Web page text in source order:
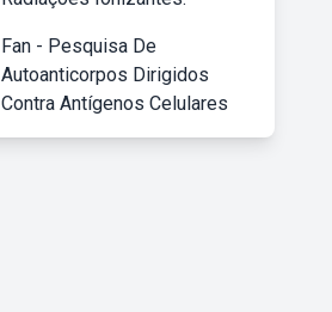
Fan - Pesquisa De
Autoanticorpos Dirigidos
Contra Antígenos Celulares